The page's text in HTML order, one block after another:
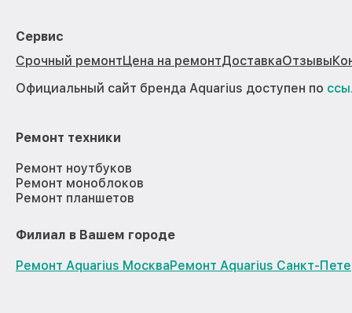
Сервис
Срочный ремонтЦена на ремонтДоставкаОтзывы
Официальный сайт бренда Aquarius доступен по
Ремонт техники
Ремонт ноутбуков
Ремонт моноблоков
Ремонт планшетов
Филиал в Вашем городе
Ремонт Aquarius МоскваРемонт Aquarius Санкт-